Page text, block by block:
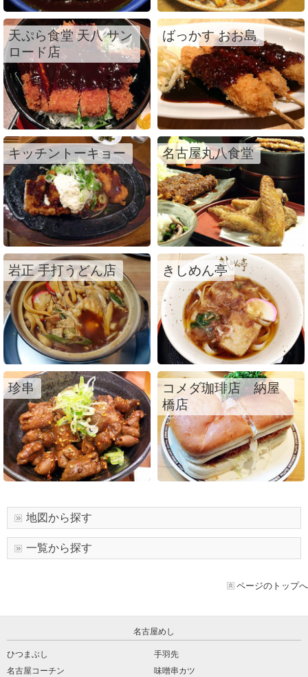
天ぷら食堂 天八 サン
ロード店
ばっかす おお島
キッチントーキョー 名古屋丸八食堂
岩正 手打うどん店 きしめん亭
珍串
コメダ珈琲店 納屋
橋店
地図から探す
一覧から探す
ページのトップへ
名古屋めし
ひつまぶし
名古屋コーチン
手羽先
味噌串カツ